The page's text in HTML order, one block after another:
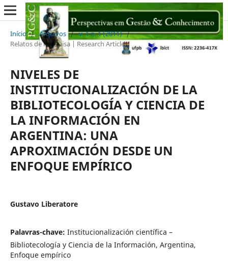
Início / Arquivos / v. 1 n. 1 (2011) /
Relatos de Pesquisa | Research Articles
NIVELES DE
INSTITUCIONALIZACIÓN DE LA
BIBLIOTECOLOGÍA Y CIENCIA DE
LA INFORMACIÓN EN
ARGENTINA: UNA
APROXIMACIÓN DESDE UN
ENFOQUE EMPÍRICO
Gustavo Liberatore
Palavras-chave: Institucionalización científica –
Bibliotecología y Ciencia de la Información, Argentina,
Enfoque empírico